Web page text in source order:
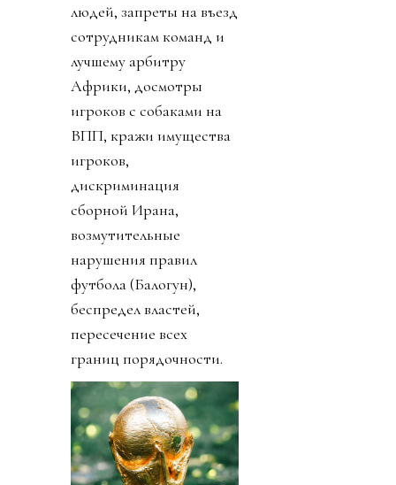
людей, запреты на въезд
сотрудникам команд и
лучшему арбитру
Африки, досмотры
игроков с собаками на
ВПП, кражи имущества
игроков,
дискриминация
сборной Ирана,
возмутительные
нарушения правил
футбола (Балогун),
беспредел властей,
пересечение всех
границ порядочности.